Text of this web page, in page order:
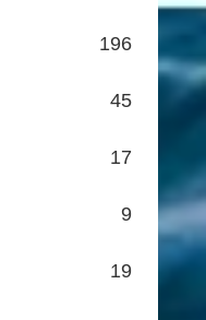
196
45
17
9
19